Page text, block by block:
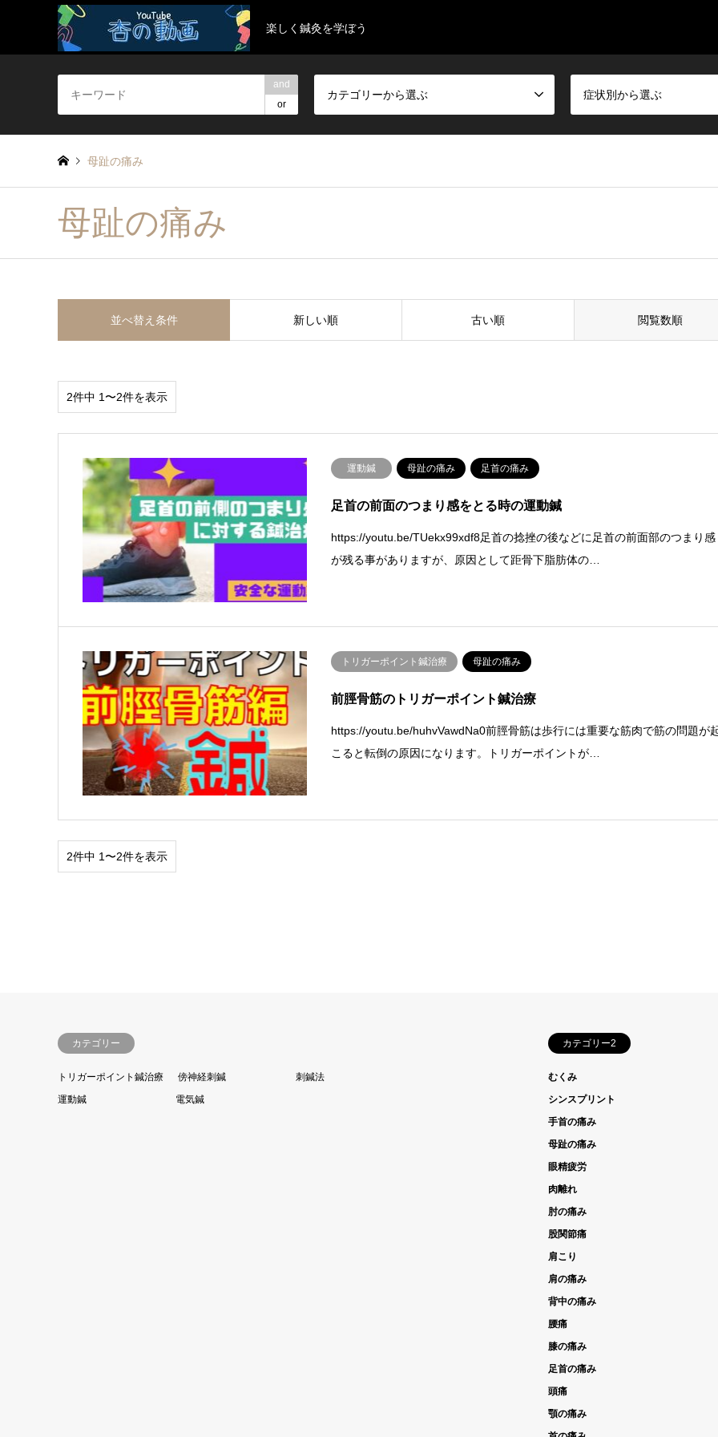
楽しく鍼灸を学ぼう
and
or
カテゴリーから選ぶ 症状別から選ぶ
母趾の痛み
母趾の痛み
並べ替え条件 新しい順 古い順 閲覧数順
2件中 1〜2件を表示
運動鍼 母趾の痛み 足首の痛み
足首の前面のつまり感をとる時の運動鍼
https://youtu.be/TUekx99xdf8足首の捻挫の後などに足首の前面部のつまり感
が残る事がありますが、原因として距骨下脂肪体の…
トリガーポイント鍼治療 母趾の痛み
前脛骨筋のトリガーポイント鍼治療
https://youtu.be/huhvVawdNa0前脛骨筋は歩行には重要な筋肉で筋の問題が
こると転倒の原因になります。トリガーポイントが…
2件中 1〜2件を表示
カテゴリー
トリガーポイント鍼治療 傍神経刺鍼
刺鍼法
運動鍼
電気鍼
カテゴリー2
むくみ
シンスプリント
手首の痛み
母趾の痛み
眼精疲労
肉離れ
肘の痛み
股関節痛
肩こり
肩の痛み
背中の痛み
腰痛
膝の痛み
足首の痛み
頭痛
顎の痛み